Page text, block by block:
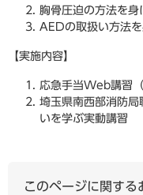
胸骨圧迫の方法を身
AEDの取扱い方法
【実施内容】
応急手当Web講習
埼玉県南西部消防
いを学ぶ実動講習
このページに関する